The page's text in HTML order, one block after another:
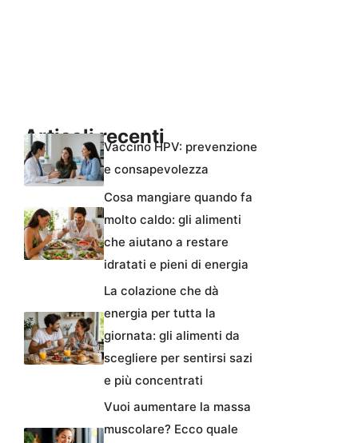
Articoli recentiVaccino HPV: prevenzione
e consapevolezza
Cosa mangiare quando fa
molto caldo: gli alimenti
che aiutano a restare
idratati e pieni di energia
La colazione che dà
energia per tutta la
giornata: gli alimenti da
scegliere per sentirsi sazi
e più concentrati
Vuoi aumentare la massa
muscolare? Ecco quale